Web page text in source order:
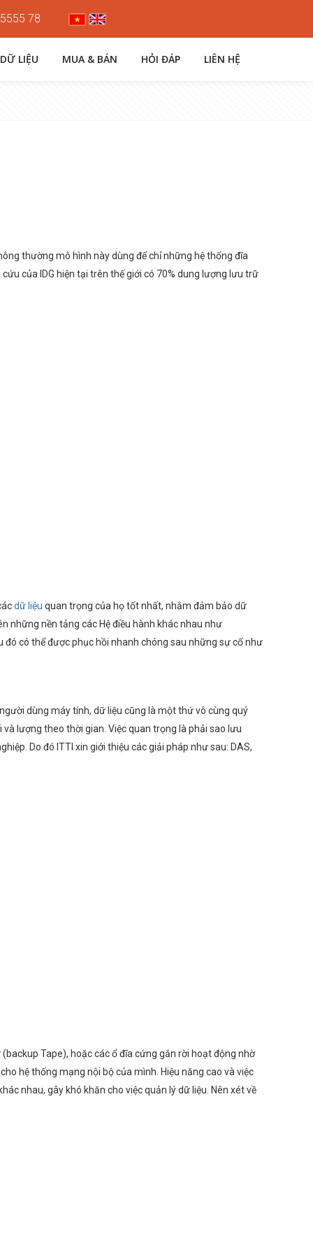
78
LIỆU MUA & BÁN HỎI ĐÁP LIÊN HỆ
thường mô hình này dùng để chỉ những hệ thống đĩa
của IDG hiện tại trên thế giới có 70% dung lượng lưu trữ
dữ liệu quan trọng của họ tốt nhất, nhằm đảm bảo dữ
những nền tảng các Hệ điều hành khác nhau như
có thể được phục hồi nhanh chóng sau những sự cố như
dùng máy tính, dữ liệu cũng là một thứ vô cùng quý
lượng theo thời gian. Việc quan trọng là phải sao lưu
Do đó ITTI xin giới thiệu các giải pháp như sau: DAS,
Tape), hoặc các ổ đĩa cứng gắn rời hoạt động nhờ
hệ thống mạng nội bộ của mình. Hiệu năng cao và việc
nhau, gây khó khăn cho việc quản lý dữ liệu. Nên xét về